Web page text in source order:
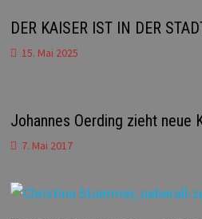
DER KAISER IST IN DER
15. Mai 2025
Johannes Oerding zieht neue
7. Mai 2017